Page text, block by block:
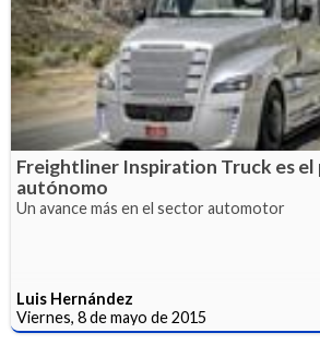
Freightliner Inspiration Truck es el
autónomo
Un avance más en el sector automotor
Luis Hernández
Viernes, 8 de mayo de 2015